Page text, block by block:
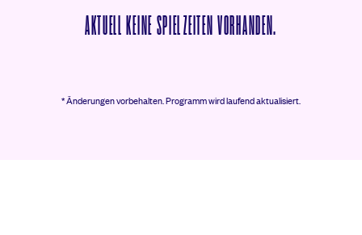
AKTUELL KEINE SPIELZEITEN VORHANDEN.
* Änderungen vorbehalten.Programm wird laufend aktualisiert.